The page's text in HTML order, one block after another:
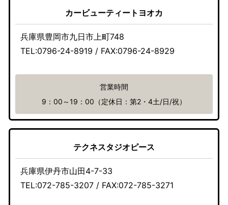
カービューティートヨオカ
兵庫県豊岡市九日市上町748
TEL:0796-24-8919 / FAX:0796-24-8929
営業時間
9：00～19：00（定休日：第2・4土/日/祝）
テクネスタジオピース
兵庫県伊丹市山田4-7-33
TEL:072-785-3207 / FAX:072-785-3271